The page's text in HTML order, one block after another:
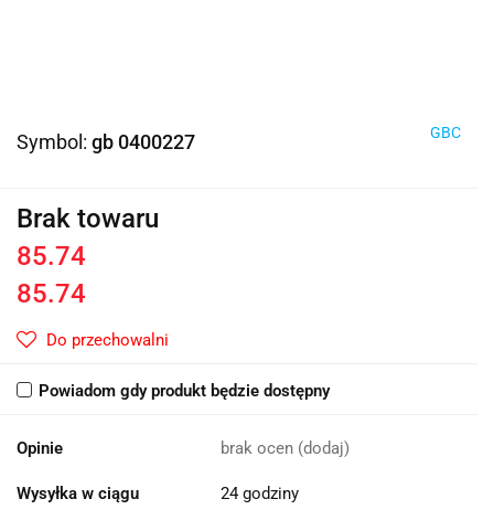
Symbol: gb 0400227 GBC
Brak towaru
85.74
85.74
Do przechowalni
Powiadom gdy produkt będzie dostępny
Opinie brak ocen (dodaj)
Wysyłka w ciągu 24 godziny